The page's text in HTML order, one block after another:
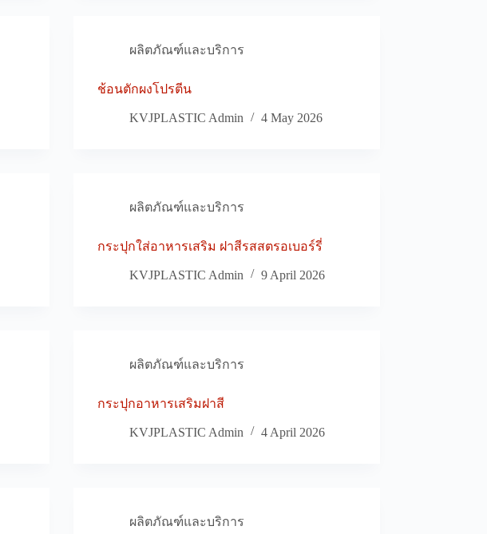
ผลิตภัณฑ์และบริการ
ช้อนตักผงโปรตีน
KVJPLASTIC Admin 4 May 2026
ผลิตภัณฑ์และบริการ
กระปุกใส่อาหารเสริม ฝาสีรสสตรอเบอร์รี่
KVJPLASTIC Admin 9 April 2026
ผลิตภัณฑ์และบริการ
กระปุกอาหารเสริมฝาสี
KVJPLASTIC Admin 4 April 2026
ผลิตภัณฑ์และบริการ